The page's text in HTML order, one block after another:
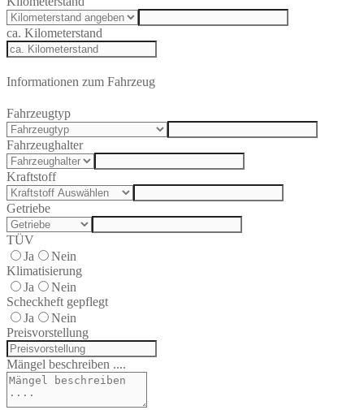
ca. Kilometerstand
Informationen zum Fahrzeug
Fahrzeugtyp
Fahrzeughalter
Kraftstoff
Getriebe
TÜV
Ja
Nein
Klimatisierung
Ja
Nein
Scheckheft gepflegt
Ja
Nein
Preisvorstellung
Mängel beschreiben ....